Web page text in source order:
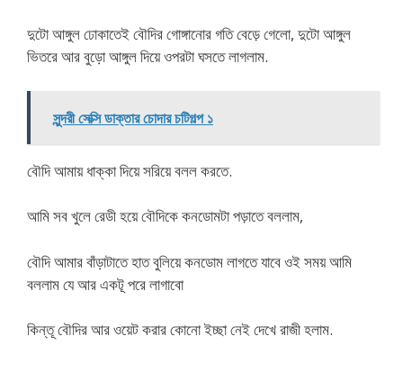
দুটো আঙ্গুল ঢোকাতেই বৌদির গোঙ্গানোর গতি বেড়ে গেলো, দুটো আঙ্গুল
ভিতরে আর বুড়ো আঙ্গুল দিয়ে ওপরটা ঘসতে লাগলাম.
সুন্দরী সেক্সি ডাক্তার চোদার চটিগল্প ১
বৌদি আমায় ধাক্কা দিয়ে সরিয়ে বলল করতে.
আমি সব খুলে রেডী হয়ে বৌদিকে কনডোমটা পড়াতে বললাম,
বৌদি আমার বাঁড়াটাতে হাত বুলিয়ে কনডোম লাগতে যাবে ওই সময় আমি
বললাম যে আর একটূ পরে লাগাবো
কিন্তূ বৌদির আর ওয়েট করার কোনো ইচ্ছা নেই দেখে রাজী হলাম.